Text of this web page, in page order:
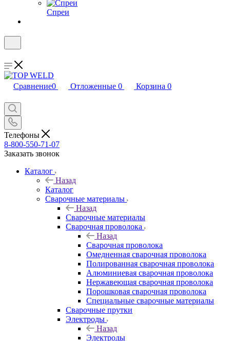
Спреи
Сравнение0 Отложенные 0 Корзина 0
Телефоны
8-800-550-71-07
Заказать звонок
Каталог
Назад
Каталог
Сварочные материалы
Назад
Сварочные материалы
Сварочная проволока
Назад
Сварочная проволока
Омедненная сварочная проволока
Полированная сварочная проволока
Алюминиевая сварочная проволока
Нержавеющая сварочная проволока
Порошковая сварочная проволока
Специальные сварочные материалы
Сварочные прутки
Электроды
Назад
Электроды